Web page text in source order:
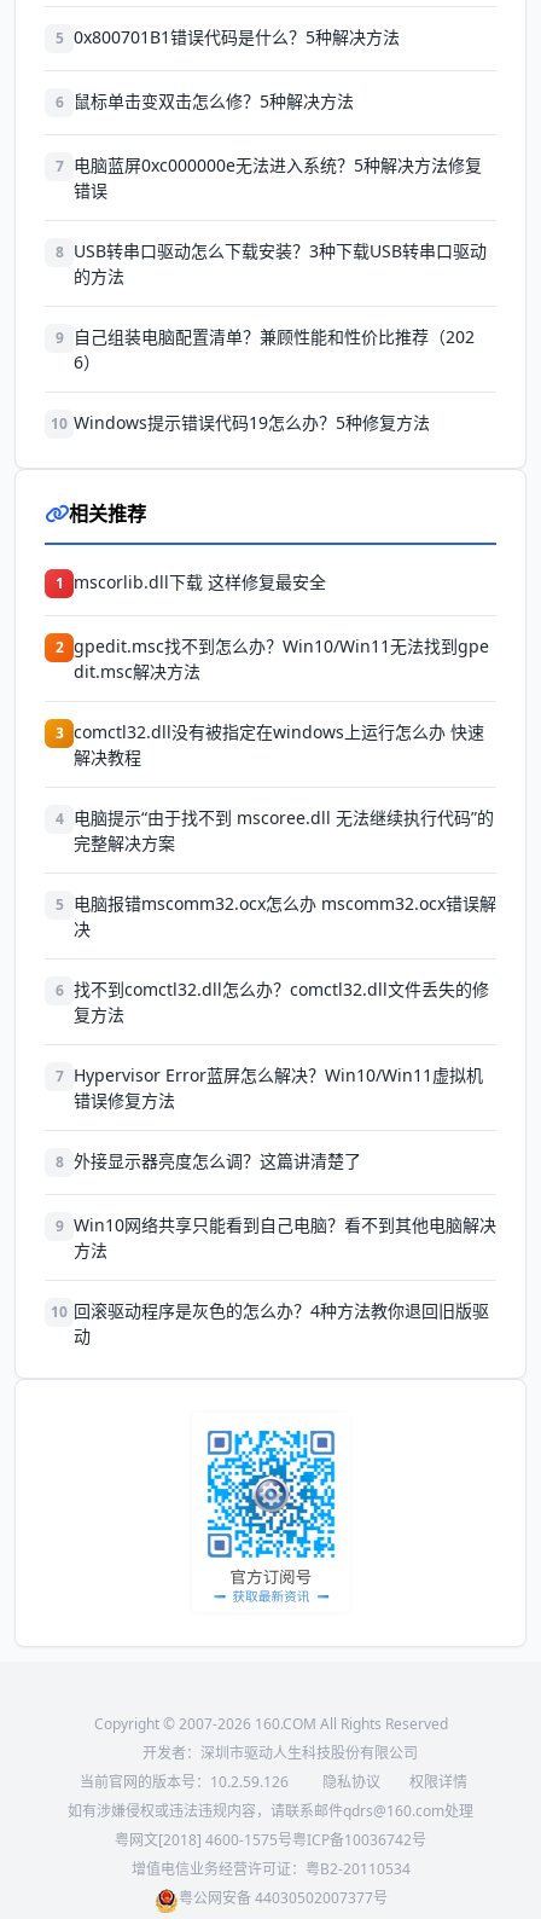
5 0x800701B1错误代码是什么？5种解决方法
6 鼠标单击变双击怎么修？5种解决方法
7 电脑蓝屏0xc000000e无法进入系统？5种解决方法修复
错误
8 USB转串口驱动怎么下载安装？3种下载USB转串口驱动
的方法
9
自己组装电脑配置清单？兼顾性能和性价比推荐（202
6）
10 Windows提示错误代码19怎么办？5种修复方法
相关推荐
1 mscorlib.dll下载 这样修复最安全
2 gpedit.msc找不到怎么办？Win10/Win11无法找到gpe
dit.msc解决方法
3 comctl32.dll没有被指定在windows上运行怎么办 快速
解决教程
4 电脑提示“由于找不到 mscoree.dll 无法继续执行代码”的
完整解决方案
5 电脑报错mscomm32.ocx怎么办 mscomm32.ocx错误解
决
6 找不到comctl32.dll怎么办？comctl32.dll文件丢失的修
复方法
7 Hypervisor Error蓝屏怎么解决？Win10/Win11虚拟机
错误修复方法
8 外接显示器亮度怎么调？这篇讲清楚了
9 Win10网络共享只能看到自己电脑？看不到其他电脑解决
方法
10 回滚驱动程序是灰色的怎么办？4种方法教你退回旧版驱
动
Copyright © 2007-2026 160.COM All Rights Reserved
开发者：深圳市驱动人生科技股份有限公司
当前官网的版本号： 10.2.59.126 隐私协议
权限详情
如有涉嫌侵权或违法违规内容，请联系邮件qdrs@160.com处理
粤网文[2018] 4600-1575号粤ICP备10036742号
增值电信业务经营许可证：粤B2-20110534
粤公网安备 44030502007377号